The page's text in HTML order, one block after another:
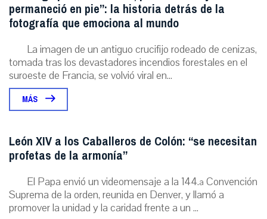
permaneció en pie”: la historia detrás de la
fotografía que emociona al mundo
La imagen de un antiguo crucifijo rodeado de cenizas,
tomada tras los devastadores incendios forestales en el
suroeste de Francia, se volvió viral en...
MÁS
León XIV a los Caballeros de Colón: “se necesitan
profetas de la armonía”
El Papa envió un videomensaje a la 144.ª Convención
Suprema de la orden, reunida en Denver, y llamó a
promover la unidad y la caridad frente a un ...